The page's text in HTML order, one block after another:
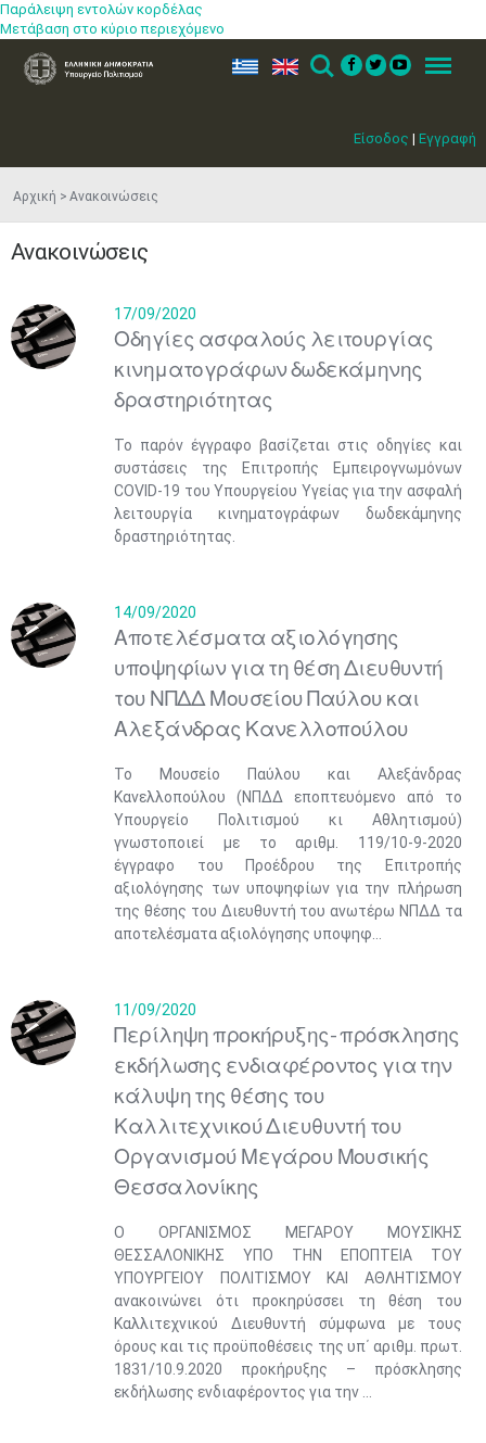
Παράλειψη εντολών κορδέλας
Μετάβαση στο κύριο περιεχόμενο
Είσοδος | Εγγραφή
ελ en Search Menu
Αρχική Ανακοινώσεις
Ανακοινώσεις
17/09/2020
Οδηγίες ασφαλούς λειτουργίας
κινηματογράφων δωδεκάμηνης
δραστηριότητας
Το παρόν έγγραφο βασίζεται στις οδηγίες και
συστάσεις της Επιτροπής Εμπειρογνωμόνων
COVID-19 του Υπουργείου Υγείας για την ασφαλή
λειτουργία κινηματογράφων δωδεκάμηνης
δραστηριότητας.
14/09/2020
Αποτελέσματα αξιολόγησης
υποψηφίων για τη θέση Διευθυντή
του ΝΠΔΔ Μουσείου Παύλου και
Αλεξάνδρας Κανελλοπούλου
Το Μουσείο Παύλου και Αλεξάνδρας
Κανελλοπούλου (ΝΠΔΔ εποπτευόμενο από το
Υπουργείο Πολιτισμού κι Αθλητισμού)
γνωστοποιεί με το αριθμ. 119/10-9-2020
έγγραφο του Προέδρου της Επιτροπής
αξιολόγησης των υποψηφίων για την πλήρωση
της θέσης του Διευθυντή του ανωτέρω ΝΠΔΔ τα
αποτελέσματα αξιολόγησης υποψηφ...
11/09/2020
Περίληψη προκήρυξης- πρόσκλησης
εκδήλωσης ενδιαφέροντος για την
κάλυψη της θέσης του
Καλλιτεχνικού Διευθυντή του
Οργανισμού Μεγάρου Μουσικής
Θεσσαλονίκης
Ο ΟΡΓΑΝΙΣΜΟΣ ΜΕΓΑΡΟΥ ΜΟΥΣΙΚΗΣ
ΘΕΣΣΑΛΟΝΙΚΗΣ ΥΠΟ ΤΗΝ ΕΠΟΠΤΕΙΑ ΤΟΥ
ΥΠΟΥΡΓΕΙΟΥ ΠΟΛΙΤΙΣΜΟΥ ΚΑΙ ΑΘΛΗΤΙΣΜΟΥ
ανακοινώνει ότι προκηρύσσει τη θέση του
Καλλιτεχνικού Διευθυντή σύμφωνα με τους
όρους και τις προϋποθέσεις της υπ΄ αριθμ. πρωτ.
1831/10.9.2020 προκήρυξης – πρόσκλησης
εκδήλωσης ενδιαφέροντος για την ...